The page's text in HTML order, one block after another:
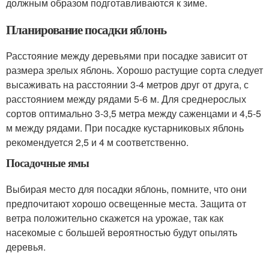
Планирование посадки яблонь
Расстояние между деревьями при посадке зависит от
размера зрелых яблонь. Хорошо растущие сорта следует
высаживать на расстоянии 3-4 метров друг от друга, с
расстоянием между рядами 5-6 м. Для среднерослых
сортов оптимально 3-3,5 метра между саженцами и 4,5-5
м между рядами. При посадке кустарниковых яблонь
рекомендуется 2,5 и 4 м соответственно.
Посадочные ямы
Выбирая место для посадки яблонь, помните, что они
предпочитают хорошо освещенные места. Защита от
ветра положительно скажется на урожае, так как
насекомые с большей вероятностью будут опылять
деревья.